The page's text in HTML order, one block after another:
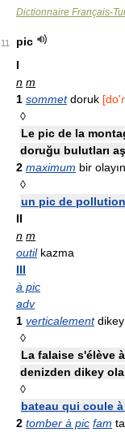
Dictionnaire Français-
11
pic
I
n m
1 sommetdoruk
◊
Le pic de la
doruğu bulutları
2 maximum bir
◊
un pic de pollution
II
n m
outilkazma
III
à pic
adv
1 verticalementdikey
◊
La falaise s'élève
denizden dikey
◊
bateau qui coule
2 tomber à pic fam